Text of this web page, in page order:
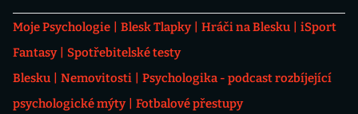
Moje Psychologie Blesk Tlapky Hráči na Blesku
iSport
Fantasy
Spotřebitelské testy
Blesku
Nemovitosti
Psychologika - podcast rozbíjející
psychologické mýty
Fotbalové přestupy